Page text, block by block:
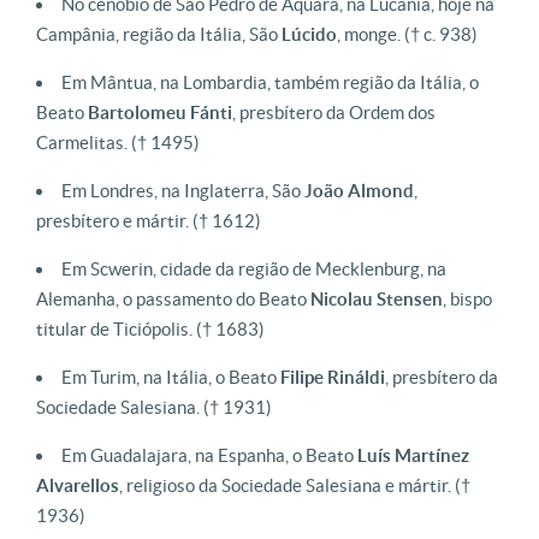
No cenóbio de São Pedro de Aquara, na Lucânia, hoje na
Campânia, região da Itália, São Lúcido , monge. († c. 938)
Em Mântua, na Lombardia, também região da Itália, o
Beato Bartolomeu Fánti , presbítero da Ordem dos
Carmelitas. († 1495)
Em Londres, na Inglaterra, São João Almond
presbítero e mártir. († 1612)
Em Scwerin, cidade da região de Mecklenburg, na
Alemanha, o passamento do Beato Nicolau Stensen , bispo
titular de Ticiópolis. († 1683)
Em Turim, na Itália, o Beato Filipe Rináldi , presbítero da
Sociedade Salesiana. († 1931)
Em Guadalajara, na Espanha, o Beato Luís Martínez
Alvarellos , religioso da Sociedade Salesiana e mártir. (†
1936)